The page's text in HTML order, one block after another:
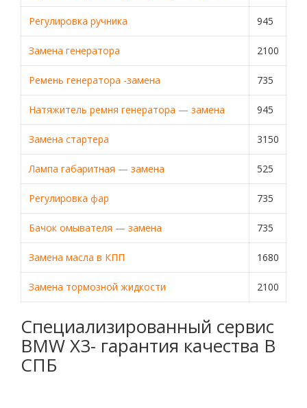
Регулировка ручника 945
Замена генератора 2100
Ремень генератора -замена 735
Натяжитель ремня генератора — замена 945
Замена стартера 3150
Лампа габаритная — замена 525
Регулировка фар 735
Бачок омывателя — замена 735
Замена масла в КПП 1680
Замена тормозной жидкости 2100
Специализированный сервис
BMW X3- гарантия качества В
СПБ